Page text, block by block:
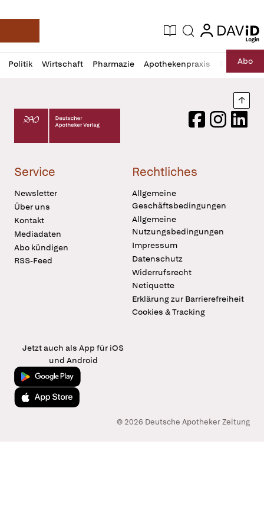
Deutsche Apotheker Zeitung
Aktuelle Ausgabe
Suche login
login
Politik Wirtschaft Pharmazie Apothekenpraxis RechtAbo
Profil
öffnen
Daz
Pur
Deutscher Apotheker Verlag Logo
FacebookInstagram
Service
Newsletter
Über uns
Kontakt
Mediadaten
Abo kündigen
RSS-Feed
Rechtliches
Allgemeine
Geschäftsbedingungen
Allgemeine
Nutzungsbedingungen
Impressum
Datenschutz
Widerrufsrecht
Netiquette
Erklärung zur Barrierefreiheit
Cookies & Tracking
Jetzt auch als App für iOS
und Android
Jetzt bei Google Play
Laden im App Store
© 2026 Deutsche Apotheker Zeitung